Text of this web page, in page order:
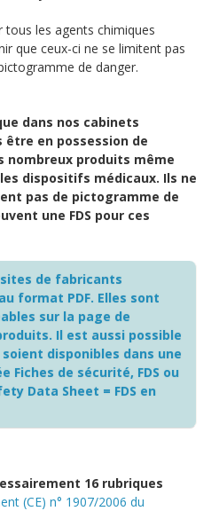
tous les agents chimiques
que ceux-ci ne se limitent pas
de danger.
dans nos cabinets
être en possession de
nombreux produits même
dispositifs médicaux. Ils ne
pas de pictogramme de
une FDS pour ces
de fabricants
format PDF. Elles sont
sur la page de
Il est aussi possible
soient disponibles dans une
Fiches de sécurité, FDS ou
Data Sheet = FDS en
16 rubriques
(CE) n° 1907/2006 du